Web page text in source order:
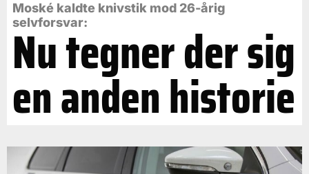
Moské kaldte knivstik mod 26-årig
selvforsvar:
Nu tegner der sig
en anden historie